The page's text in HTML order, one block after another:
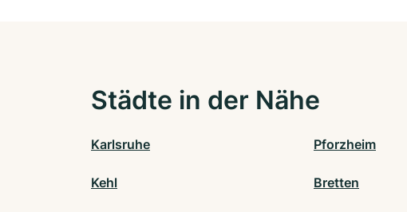
Städte in der Nähe
Karlsruhe Pforzheim
Kehl Bretten